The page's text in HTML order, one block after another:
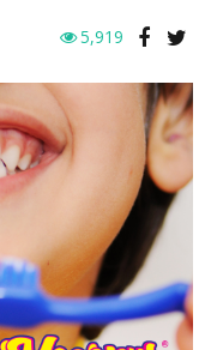
5,919